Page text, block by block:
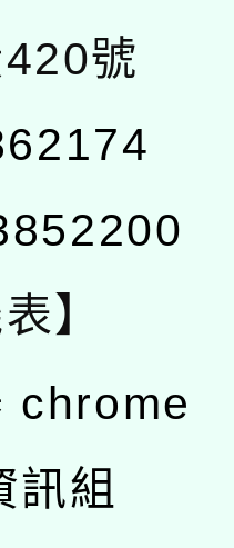
號
】
chrome
訊組